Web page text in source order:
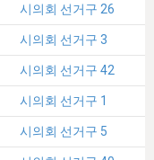
시의회 선거구 26
시의회 선거구 3
시의회 선거구 42
시의회 선거구 1
시의회 선거구 5